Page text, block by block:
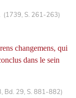
(1739, S. 261-263)
changemens, qui
dans le sein
Bd. 29, S. 881-882)